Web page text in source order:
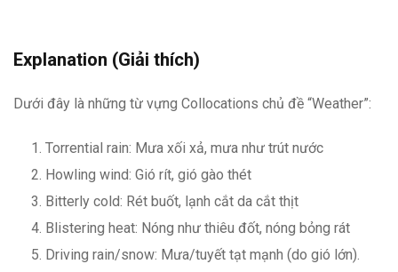
Explanation (Giải thích)
Dưới đây là những từ vựng Collocations chủ đề “Weather”:
Torrential rain: Mưa xối xả, mưa như trút nước
Howling wind: Gió rít, gió gào thét
Bitterly cold: Rét buốt, lạnh cắt da cắt thịt
Blistering heat: Nóng như thiêu đốt, nóng bỏng rát
Driving rain/snow: Mưa/tuyết tạt mạnh (do gió lớn).